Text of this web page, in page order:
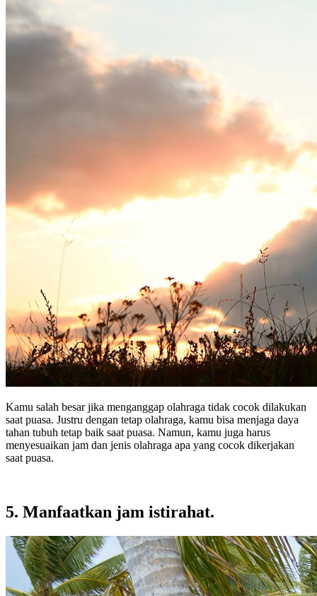
Kamu salah besar jika menganggap olahraga tidak cocok dilakukan
saat puasa. Justru dengan tetap olahraga, kamu bisa menjaga daya
tahan tubuh tetap baik saat puasa. Namun, kamu juga harus
menyesuaikan jam dan jenis olahraga apa yang cocok dikerjakan
saat puasa.
5. Manfaatkan jam istirahat.